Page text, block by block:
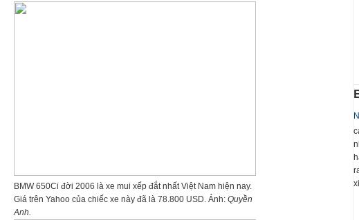
BMW 650Ci đời 2006 là xe mui xếp đắt nhất Việt Nam hiện nay.
Giá trên Yahoo của chiếc xe này đã là 78.800 USD. Ảnh: Quyền
Anh.